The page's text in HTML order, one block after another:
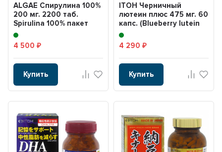
ALGAE Спирулина 100%
200 мг. 2200 таб.
Spirulina 100% пакет
4 500₽
Купить
ITOH Черничный
лютеин плюс 475 мг. 60
капс. (Blueberry lutein
plus) 20
4 290 ₽
Купить